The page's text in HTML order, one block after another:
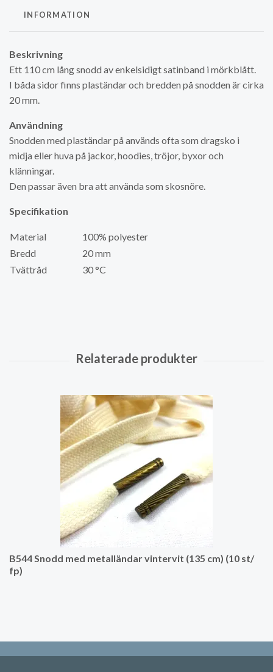
INFORMATION
Beskrivning
Ett 110 cm lång snodd av enkelsidigt satinband i mörkblått.
I båda sidor finns plaständar och bredden på snodden är cirka
20 mm.
Användning
Snodden med plaständar på används ofta som dragsko i
midja eller huva på jackor, hoodies, tröjor, byxor och
klänningar.
Den passar även bra att använda som skosnöre.
Specifikation
Material
100% polyester
Bredd
20 mm
Tvättråd
30 °C
B544 Snodd med metalländar vintervit (135 cm) (10 st/
fp)